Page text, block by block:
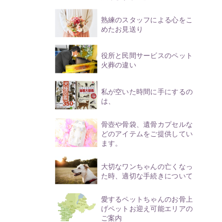
熟練のスタッフによる心をこ
めたお見送り
役所と民間サービスのペット
火葬の違い
私が空いた時間に手にするの
は、
骨壺や骨袋、遺骨カプセルな
どのアイテムをご提供してい
ます。
大切なワンちゃんの亡くなっ
た時、適切な手続きについて
愛するペットちゃんのお骨上
げペットお迎え可能エリアの
ご案内